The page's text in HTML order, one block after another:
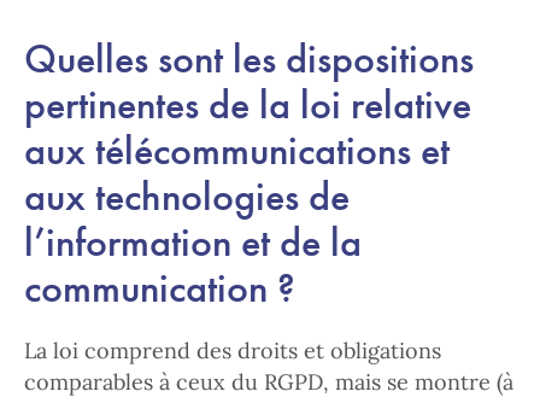
Quelles sont les dispositions
pertinentes de la loi relative
aux télécommunications et
aux technologies de
l’information et de la
communication ?
La loi comprend des droits et obligations
comparables à ceux du RGPD, mais se montre (à